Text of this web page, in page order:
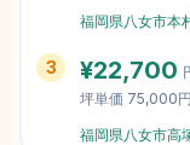
福岡県八女市本
3 ¥22,700
坪単価 75,000
福岡県八女市高